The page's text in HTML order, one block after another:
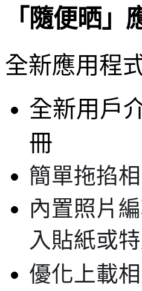
「隨便晒」
全新應用程
全新用戶
冊
簡單拖掐
內置照片
入貼紙或
優化上載